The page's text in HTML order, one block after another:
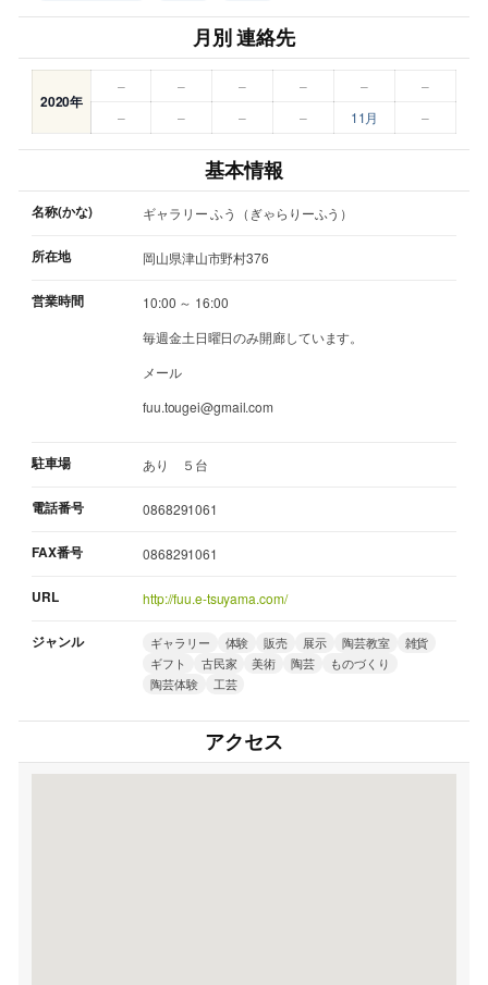
月別 連絡先
2020年
– – – – –
–
–
– – – 11月 –
基本情報
名称(かな) ギャラリー ふう（ぎゃらりーふう）
所在地 岡山県津山市野村376
営業時間
10:00 ～ 16:00
毎週金土日曜日のみ開廊しています。
メール
fuu.tougei@gmail.com
駐車場 あり ５台
電話番号 0868291061
FAX番号 0868291061
URL http://fuu.e-tsuyama.com/
ジャンル ギャラリー 体験 販売 展示 陶芸教室
雑貨
ギフト
古民家 美術 陶芸
ものづくり
陶芸体験
工芸
アクセス